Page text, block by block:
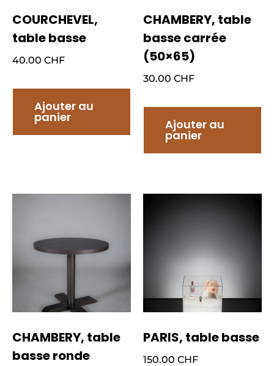
COURCHEVEL,
table basse
40.00 CHF
Ajouter au
panier
CHAMBERY, table
basse carrée
(50×65)
30.00 CHF
Ajouter au
panier
CHAMBERY, table
basse ronde
PARIS, table basse
150.00 CHF